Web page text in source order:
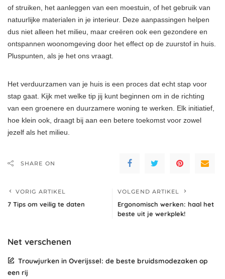
of struiken, het aanleggen van een moestuin, of het gebruik van
natuurlijke materialen in je interieur. Deze aanpassingen helpen
dus niet alleen het milieu, maar creëren ook een gezondere en
ontspannen woonomgeving door het effect op de zuurstof in huis.
Pluspunten, als je het ons vraagt.
Het verduurzamen van je huis is een proces dat echt stap voor
stap gaat. Kijk met welke tip jij kunt beginnen om in de richting
van een groenere en duurzamere woning te werken. Elk initiatief,
hoe klein ook, draagt bij aan een betere toekomst voor zowel
jezelf als het milieu.
SHARE ON
VORIG ARTIKEL
7 Tips om veilig te daten
VOLGEND ARTIKEL
Ergonomisch werken: haal het
beste uit je werkplek!
Net verschenen
Trouwjurken in Overijssel: de beste bruidsmodezaken op
een rij